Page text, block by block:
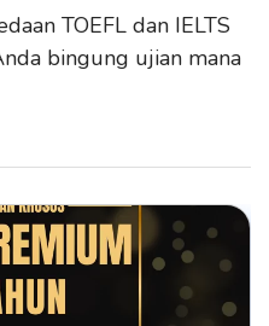
TOEFL dan IELTS
bingung ujian mana